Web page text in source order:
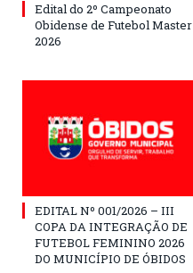
Edital do 2º Campeonato
Obidense de Futebol Master
2026
EDITAL Nº 001/2026 – III
COPA DA INTEGRAÇÃO DE
FUTEBOL FEMININO 2026
DO MUNICÍPIO DE ÓBIDOS